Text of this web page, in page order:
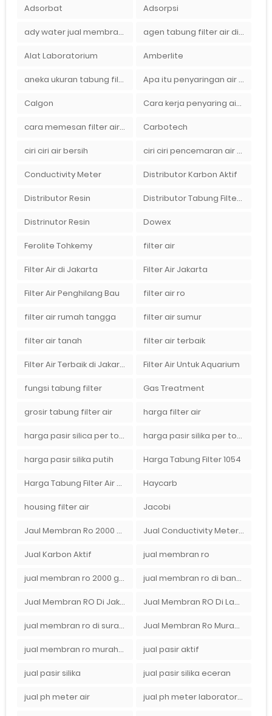
Adsorbat Adsorpsi
ady water jual membran ro 2000 gpd harganya sangat murah agen tabung filter air di bandung
Alat Laboratorium Amberlite
aneka ukuran tabung filter air Apa itu penyaringan air secara umum
Calgon Cara kerja penyaring air Ady Water dengan tabung FRP berisikan lapisan media filter air
cara memesan filter air Ady Wate Carbotech
ciri ciri air bersih ciri ciri pencemaran air sumur bor di rumah
Conductivity Meter Distributor Karbon Aktif
Distributor Resin Distributor Tabung Filter Air FRP1054 di Bandung
Distrinutor Resin Dowex
Ferolite Tohkemy filter air
Filter Air di Jakarta Filter Air Jakarta
Filter Air Penghilang Bau filter air ro
filter air rumah tangga filter air sumur
filter air tanah filter air terbaik
Filter Air Terbaik di Jakarta Filter Air Untuk Aquarium
fungsi tabung filter Gas Treatment
grosir tabung filter air harga filter air
harga pasir silica per ton per kg harga pasir silika per ton per kg
harga pasir silika putih Harga Tabung Filter 1054
Harga Tabung Filter Air Sumur Haycarb
housing filter air Jacobi
Jaul Membran Ro 2000 GPD Harga Murah Jual Conductivity Meter Lutron
Jual Karbon Aktif jual membran ro
jual membran ro 2000 gpd murah jual membran ro di bandung
Jual Membran RO Di Jakarta Selatan Jual Membran RO Di Lampung
jual membran ro di surabaya Jual Membran Ro Murah : 082140002080
jual membran ro murah surabaya jual pasir aktif
jual pasir silika jual pasir silika eceran
jual ph meter air jual ph meter laboratorium